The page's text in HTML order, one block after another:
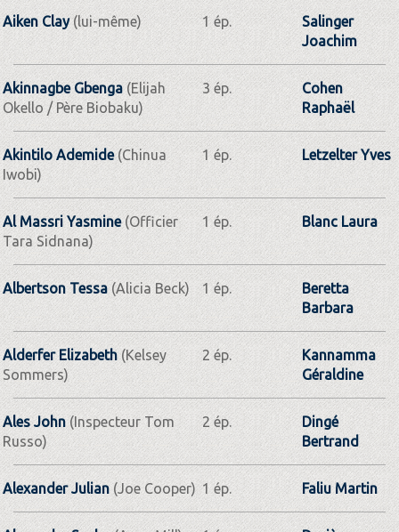
Aiken Clay(lui-même) 1 ép.
Salinger
Joachim
Akinnagbe Gbenga(Elijah
Okello / Père Biobaku)
3 ép.
Cohen
Raphaël
Akintilo Ademide(Chinua
Iwobi)
1 ép. Letzelter Yves
Al Massri Yasmine(Officier
Tara Sidnana)
1 ép. Blanc Laura
Albertson Tessa(Alicia Beck) 1 ép.
Beretta
Barbara
Alderfer Elizabeth (Kelsey
Sommers)
2 ép.
Kannamma
Géraldine
Ales John (Inspecteur Tom
Russo)
2 ép.
Dingé
Bertrand
Alexander Julian (Joe Cooper) 1 ép. Faliu Martin